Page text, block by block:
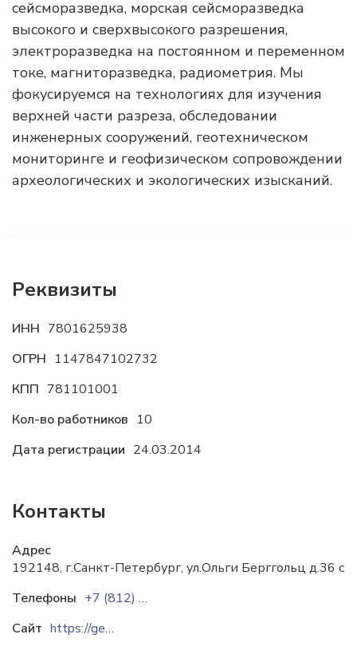
сейсморазведка, морская сейсморазведка
высокого и сверхвысокого разрешения,
электроразведка на постоянном и переменном
токе, магниторазведка, радиометрия. Мы
фокусируемся на технологиях для изучения
верхней части разреза, обследовании
инженерных сооружений, геотехническом
мониторинге и геофизическом сопровождении
археологических и экологических изысканий.
Реквизиты
ИНН 7801625938
ОГРН 1147847102732
КПП 781101001
Кол-во работников 10
Дата регистрации 24.03.2014
Контакты
Адрес
192148, г.Санкт-Петербург, ул.Ольги Берггольц д.36 с.2
Телефоны
+7 (812) 748 18 82
Сайт
https://geodevice.ru